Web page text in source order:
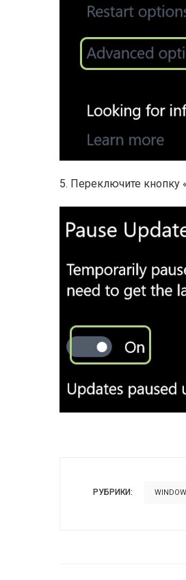
5. Переключите кнопку
РУБРИКИ: